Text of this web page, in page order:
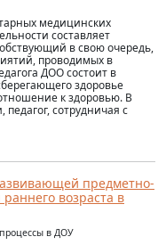
медицинских
составляет
в свою очередь,
проводимых в
ДОО состоит в
здоровье
к здоровью. В
сотрудничая с
предметно-
возраста в
в ДОУ